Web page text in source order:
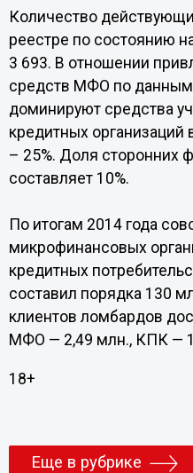
Количество
реестре по состоянию
3 693. В отношении
средств МФО по данным
доминируют средства
кредитных
– 25%. Доля сторонних
составляет 10%.
По итогам 2014 года
микрофинансовых
кредитных
составил порядка 130
клиентов ломбардов
МФО — 2,49 млн., КПК —
18+
Еще в рубрике